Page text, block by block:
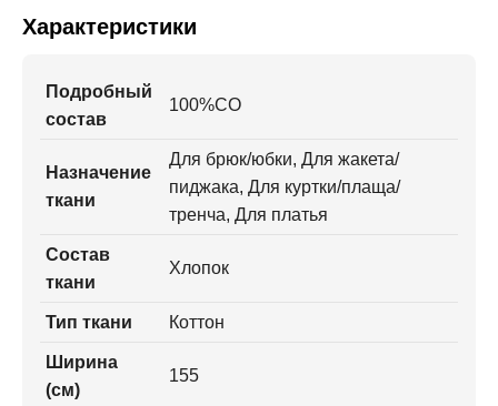
Характеристики
Подробный
состав
100%CO
Назначение
ткани
Для брюк/юбки, Для жакета/
пиджака, Для куртки/плаща/
тренча, Для платья
Состав
ткани
Хлопок
Тип ткани Коттон
Ширина
(см)
155